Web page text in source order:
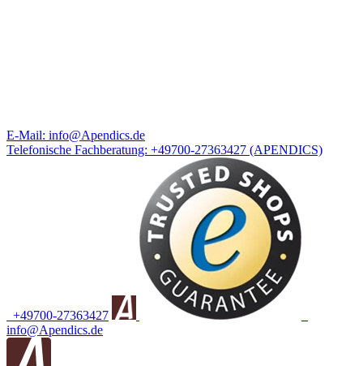
E-Mail: info@Apendics.de
Telefonische Fachberatung: +49700-27363427 (APENDICS)
+49700-27363427
info@Apendics.de